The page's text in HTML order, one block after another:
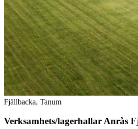
Fjällbacka, Tanum
Verksamhets/lagerhallar Anrås